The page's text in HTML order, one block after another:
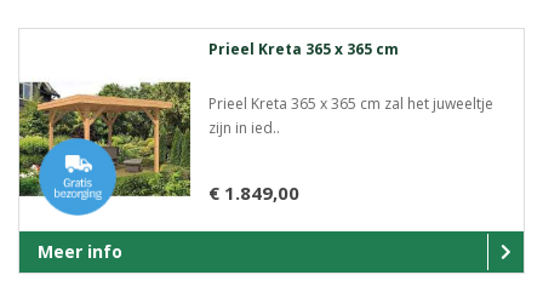
Prieel Kreta 365 x 365 cm
Prieel Kreta 365 x 365 cm zal het juweeltje
zijn in ied..
€ 1.849,00
Meer info